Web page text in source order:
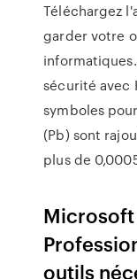
Téléchargez
garder votre
sécurité avec
symboles
(Pb) sont
plus de
outils